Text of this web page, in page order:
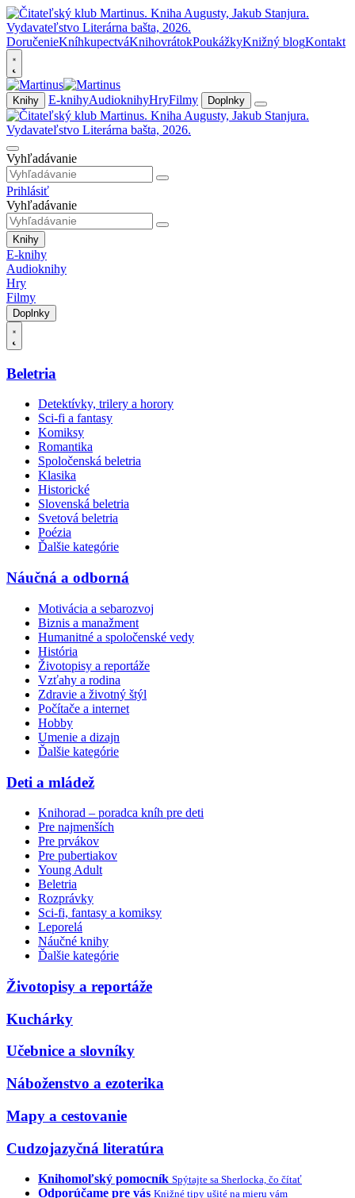
DoručenieKníhkupectváKnihovrátokPoukážkyKnižný blogKontakt
Knihy E-knihyAudioknihyHryFilmy Doplnky
Vyhľadávanie
Prihlásiť
Vyhľadávanie
Knihy
E-knihy
Audioknihy
Hry
Filmy
Doplnky
Beletria
Detektívky, trilery a horory
Sci-fi a fantasy
Komiksy
Romantika
Spoločenská beletria
Klasika
Historické
Slovenská beletria
Svetová beletria
Poézia
Ďalšie kategórie
Náučná a odborná
Motivácia a sebarozvoj
Biznis a manažment
Humanitné a spoločenské vedy
História
Životopisy a reportáže
Vzťahy a rodina
Zdravie a životný štýl
Počítače a internet
Hobby
Umenie a dizajn
Ďalšie kategórie
Deti a mládež
Knihorad – poradca kníh pre deti
Pre najmenších
Pre prvákov
Pre pubertiakov
Young Adult
Beletria
Rozprávky
Sci-fi, fantasy a komiksy
Leporelá
Náučné knihy
Ďalšie kategórie
Životopisy a reportáže
Kuchárky
Učebnice a slovníky
Náboženstvo a ezoterika
Mapy a cestovanie
Cudzojazyčná literatúra
Knihomoľský pomocník Spýtajte sa Sherlocka, čo čítať
Odporúčame pre vás Knižné tipy ušité na mieru vám